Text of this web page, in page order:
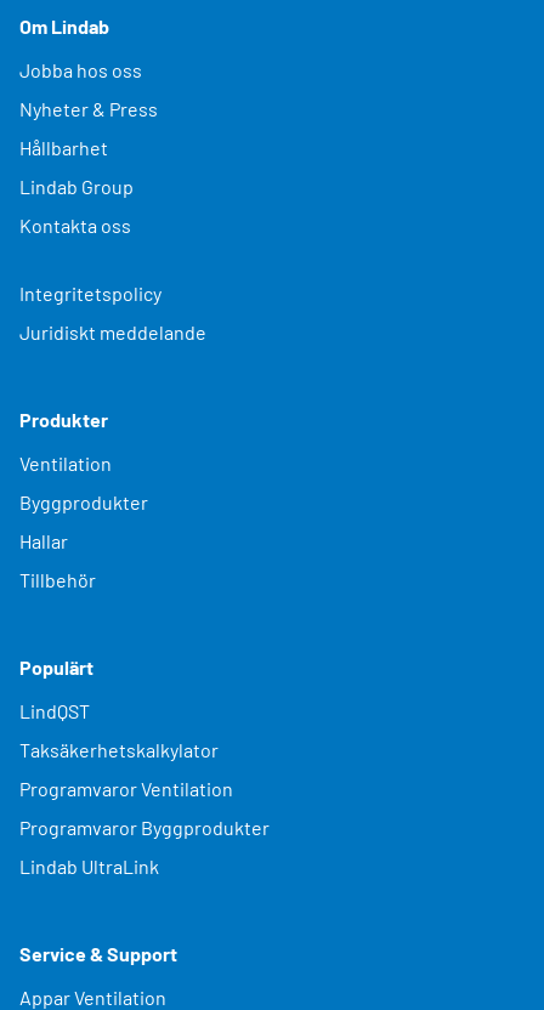
Om Lindab
Jobba hos oss
Nyheter & Press
Hållbarhet
Lindab Group
Kontakta oss
Integritetspolicy
Juridiskt meddelande
Produkter
Ventilation
Byggprodukter
Hallar
Tillbehör
Populärt
LindQST
Taksäkerhetskalkylator
Programvaror Ventilation
Programvaror Byggprodukter
Lindab UltraLink
Service & Support
Appar Ventilation